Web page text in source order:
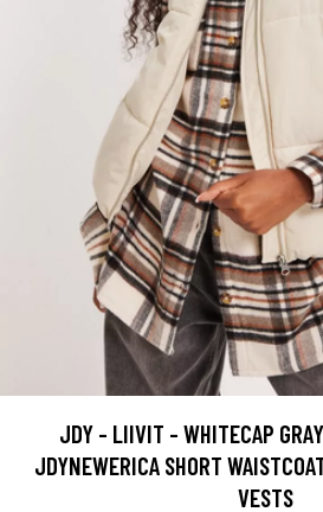
JDY - LIIVIT - WHITECAP
JDYNEWERICA SHORT
VESTS